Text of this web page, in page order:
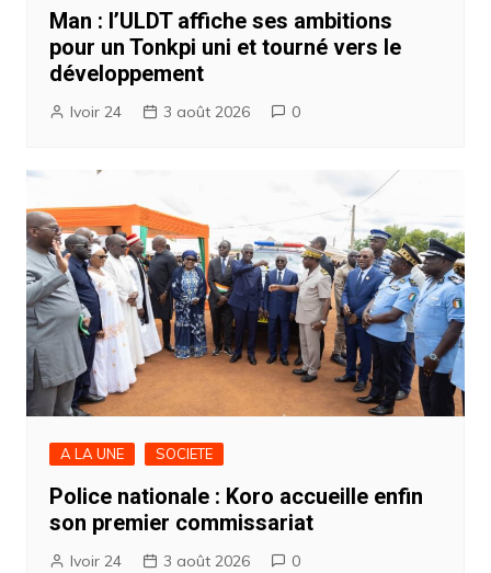
Man : l’ULDT affiche ses ambitions
pour un Tonkpi uni et tourné vers le
développement
Ivoir 24 3 août 2026 0
A LA UNE SOCIETE
Police nationale : Koro accueille enfin
son premier commissariat
Ivoir 24 3 août 2026 0